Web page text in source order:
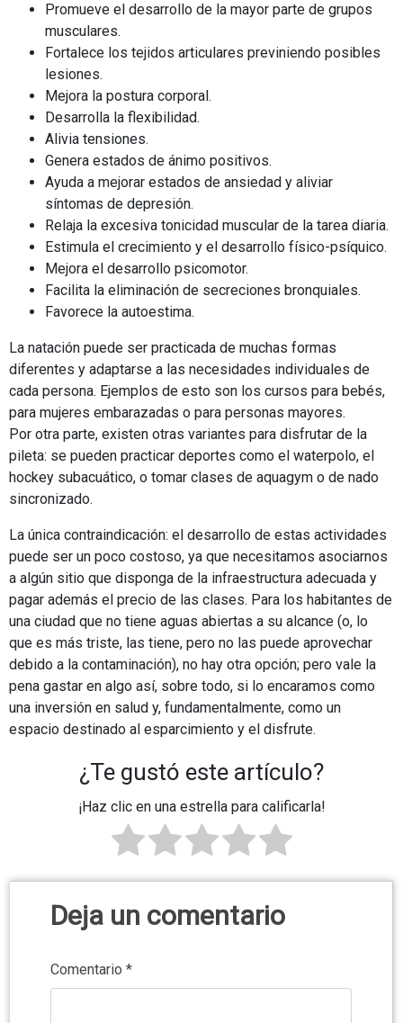
Promueve el desarrollo de la mayor parte de grupos
musculares.
Fortalece los tejidos articulares previniendo posibles
lesiones.
Mejora la postura corporal.
Desarrolla la flexibilidad.
Alivia tensiones.
Genera estados de ánimo positivos.
Ayuda a mejorar estados de ansiedad y aliviar
síntomas de depresión.
Relaja la excesiva tonicidad muscular de la tarea diaria.
Estimula el crecimiento y el desarrollo físico-psíquico.
Mejora el desarrollo psicomotor.
Facilita la eliminación de secreciones bronquiales.
Favorece la autoestima.
La natación puede ser practicada de muchas formas
diferentes y adaptarse a las necesidades individuales de
cada persona. Ejemplos de esto son los cursos para bebés,
para mujeres embarazadas o para personas mayores.
Por otra parte, existen otras variantes para disfrutar de la
pileta: se pueden practicar deportes como el waterpolo, el
hockey subacuático, o tomar clases de aquagym o de nado
sincronizado.
La única contraindicación: el desarrollo de estas actividades
puede ser un poco costoso, ya que necesitamos asociarnos
a algún sitio que disponga de la infraestructura adecuada y
pagar además el precio de las clases. Para los habitantes de
una ciudad que no tiene aguas abiertas a su alcance (o, lo
que es más triste, las tiene, pero no las puede aprovechar
debido a la contaminación), no hay otra opción; pero vale la
pena gastar en algo así, sobre todo, si lo encaramos como
una inversión en salud y, fundamentalmente, como un
espacio destinado al esparcimiento y el disfrute.
¿Te gustó este artículo?
¡Haz clic en una estrella para calificarla!
Deja un comentario
Comentario *